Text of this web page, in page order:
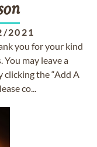
2021
you for your kind
may leave a
clicking the “Add A
co...